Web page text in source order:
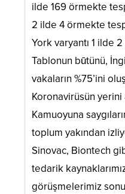
ilde 169 örmekte
2 ilde 4 örmekte
York varyantı 1 ilde
Tablonun būtünü,
vakaların %75’ini
Koronavirüsün yerini
Kamuoyuna
toplum yakından
Sinovac, Biontech
tedarik
görüşmelerimiz